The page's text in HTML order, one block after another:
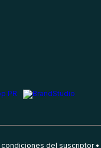
condiciones del suscriptor